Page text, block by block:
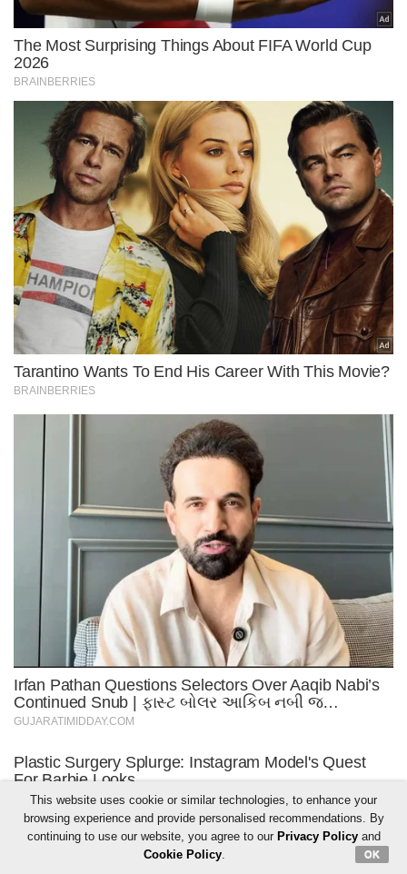
This website uses cookie or similar technologies, to enhance your
browsing experience and provide personalised recommendations. By
continuing to use our website, you agree to our Privacy Policyand
Cookie Policy. OK